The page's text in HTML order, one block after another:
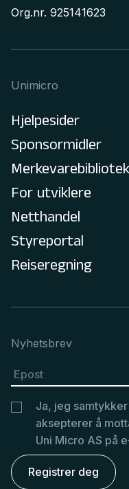
Org.nr. 925141623
Unimicro
Hjelpesider
Sponsormidler
Merkevarebibliotek
For utviklere
Netthandel
Styreportal
Reiseregning
Nyhetsbrev
Ja, jeg
aksepterer å
Uni Micro AS på